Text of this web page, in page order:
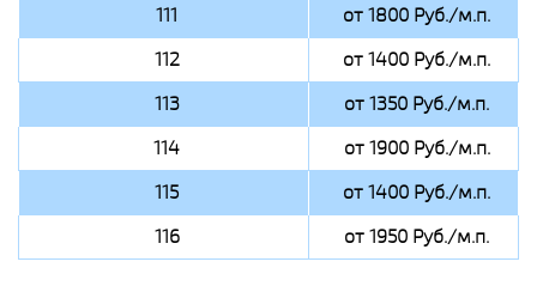
111
от 1800 Руб./м.п.
112
от 1400 Руб./м.п.
113
от 1350 Руб./м.п.
114
от 1900 Руб./м.п.
115
от 1400 Руб./м.п.
116
от 1950 Руб./м.п.